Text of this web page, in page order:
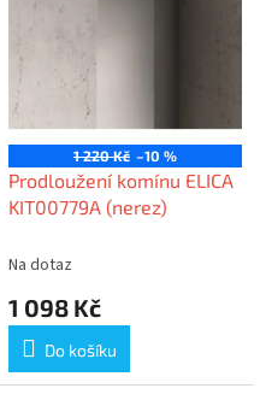
1 220 Kč –10 %
Prodloužení komínu ELICA
KIT00779A (nerez)
Na dotaz
1 098 Kč
Do košíku